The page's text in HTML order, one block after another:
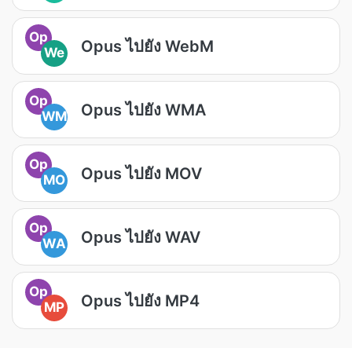
Op
We
Opus ไปยัง WebM
Op
WM
Opus ไปยัง WMA
Op
MO
Opus ไปยัง MOV
Op
WA
Opus ไปยัง WAV
Op
MP
Opus ไปยัง MP4